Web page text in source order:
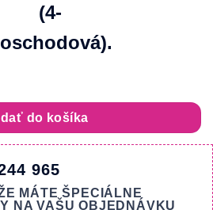
(4-
do košíka
965
MÁTE ŠPECIÁLNE
NA VAŠU OBJEDNÁVKU